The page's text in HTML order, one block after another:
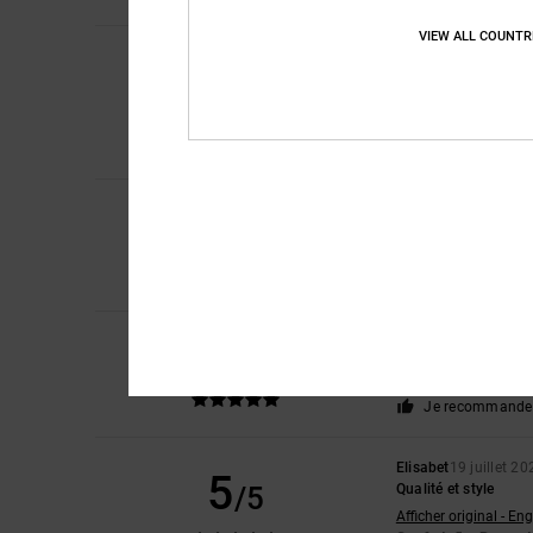
Je
5/5
Elisabet19 juillet
Qualité et style
Afficher original -
VIEW ALL